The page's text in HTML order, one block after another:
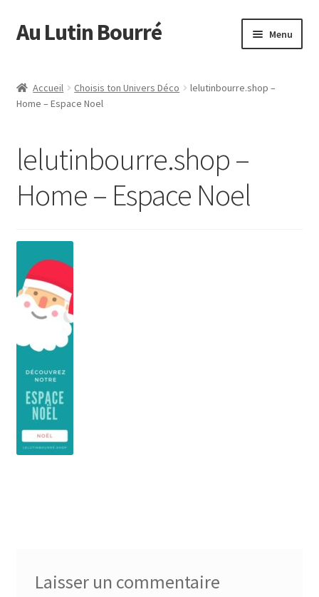
Aller
à
navigation
Aller
au
Au Lutin Bourré Menu
Boutique
Panier
Accueil Choisis ton Univers Déco
lelutinbourre.shop –
Home – Espace Noel
lelutinbourre.shop –
Home – Espace Noel
Laisser un commentaire